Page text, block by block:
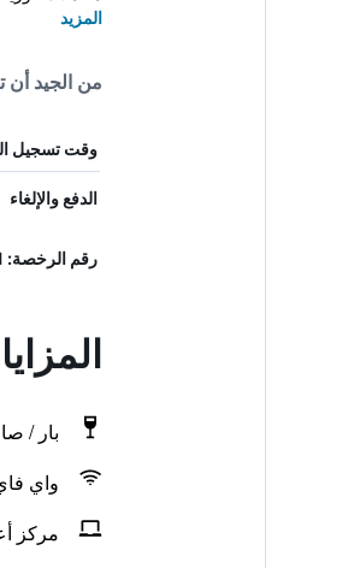
المزيد
من الجيد أن
وقت تسجيل
الدفع والإلغاء
رقم الرخصة: 058091-ALB-00822, IT058091A1DBDYK4LG
بار /
واي
مركز